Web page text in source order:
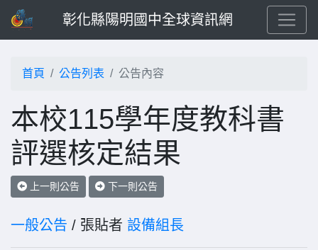
彰化縣陽明國中全球資訊網
首頁 公告列表 公告內容
本校115學年度教科書
評選核定結果
上一則公告 下一則公告
一般公告 / 張貼者 設備組長